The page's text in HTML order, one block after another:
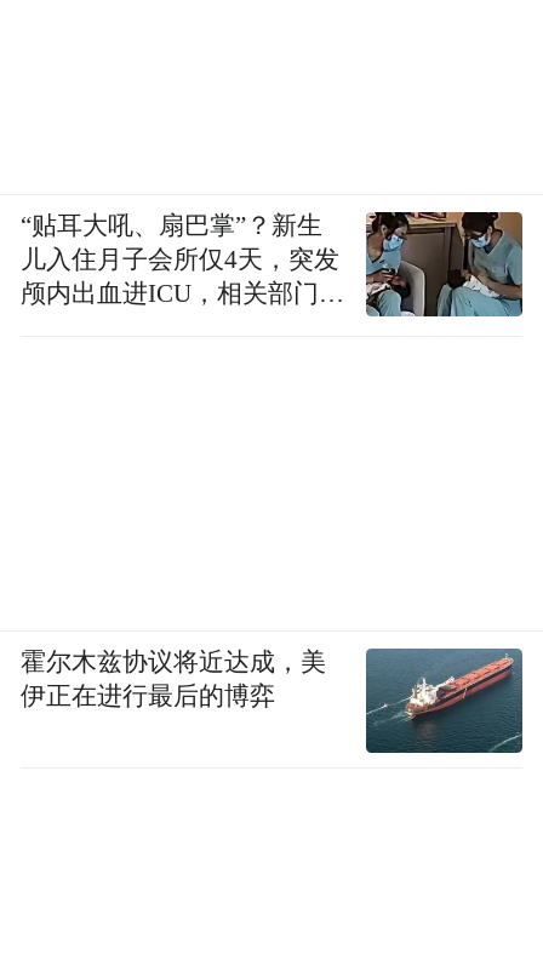
“贴耳大吼、扇巴掌”？新生
儿入住月子会所仅4天，突发
颅内出血进ICU，相关部门已
霍尔木兹协议将近达成，美
伊正在进行最后的博弈